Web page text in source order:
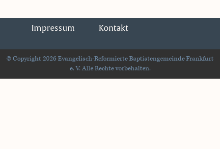
Impressum Kontakt
© Copyright 2026 Evangelisch-Reformierte Baptistengemeinde Frankfurt
e. V. Alle Rechte vorbehalten.